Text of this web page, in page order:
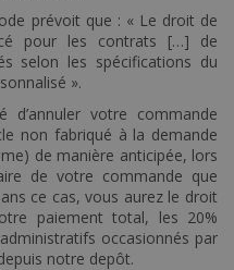
prévoit que : « Le droit de
pour les contrats […] de
selon les spécifications du
».
votre commande
non fabriqué à la demande
de manière anticipée, lors
de votre commande que
ce cas, vous aurez le droit
paiement total, les 20%
occasionnés par
notre depôt.